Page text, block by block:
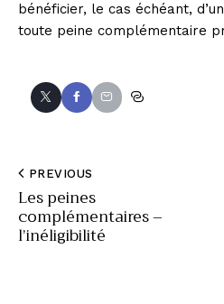
bénéficier, le cas échéant,
toute peine complémentaire
PREVIOUS
Les peines
complémentaires –
l’inéligibilité